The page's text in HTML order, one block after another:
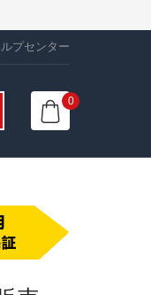
プセンター
0